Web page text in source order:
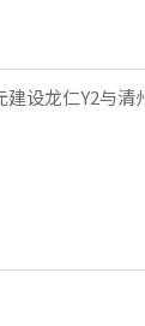
设龙仁Y2与清